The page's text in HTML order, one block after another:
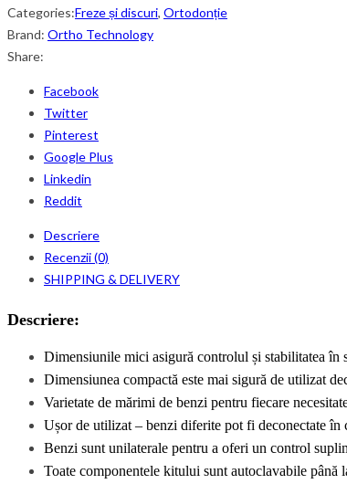
Categories:Freze și discuri, Ortodonție
Brand: Ortho Technology
Share:
Facebook
Twitter
Pinterest
Google Plus
Linkedin
Reddit
Descriere
Recenzii (0)
SHIPPING & DELIVERY
Descriere:
Dimensiunile mici asigură controlul și stabilitatea în
Dimensiunea compactă este mai sigură de utilizat
Varietate de mărimi de benzi pentru fiecare
Ușor de utilizat – benzi diferite pot fi deconectate în
Benzi sunt unilaterale pentru a oferi un control
Toate componentele kitului sunt autoclavabile până